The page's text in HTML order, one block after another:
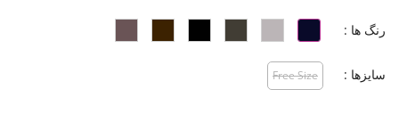
رنگ ها :
سایزها : Free Size